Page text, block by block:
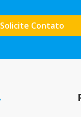
Solicite Contato